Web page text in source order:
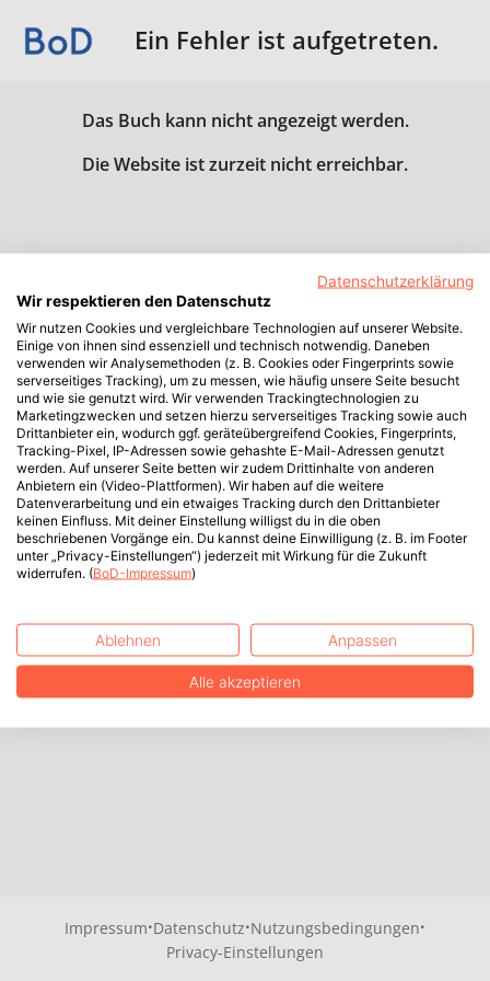
Ein Fehler ist aufgetreten.
Das Buch kann nicht angezeigt werden.
Die Website ist zurzeit nicht erreichbar.
Impressum·Datenschutz·Nutzungsbedingungen·
Privacy-Einstellungen
Datenschutzerklärung
Wir respektieren den Datenschutz
Wir nutzen Cookies und vergleichbare Technologien auf unserer Website.
Einige von ihnen sind essenziell und technisch notwendig. Daneben
verwenden wir Analysemethoden (z. B. Cookies oder Fingerprints sowie
serverseitiges Tracking), um zu messen, wie häufig unsere Seite besucht
und wie sie genutzt wird. Wir verwenden Trackingtechnologien zu
Marketingzwecken und setzen hierzu serverseitiges Tracking sowie auch
Drittanbieter ein, wodurch ggf. geräteübergreifend Cookies, Fingerprints,
Tracking-Pixel, IP-Adressen sowie gehashte E-Mail-Adressen genutzt
werden. Auf unserer Seite betten wir zudem Drittinhalte von anderen
Anbietern ein (Video-Plattformen). Wir haben auf die weitere
Datenverarbeitung und ein etwaiges Tracking durch den Drittanbieter
keinen Einfluss. Mit deiner Einstellung willigst du in die oben
beschriebenen Vorgänge ein. Du kannst deine Einwilligung (z. B. im Footer
unter „Privacy-Einstellungen“) jederzeit mit Wirkung für die Zukunft
widerrufen. (BoD-Impressum)
Ablehnen Anpassen
Alle akzeptieren